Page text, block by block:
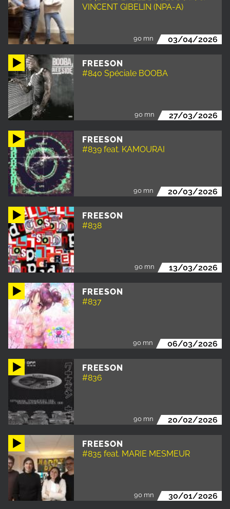
VINCENT GIBELIN (NPA-A)
90 mn 03/04/2026
FREESON
#840 Spéciale BOOBA
90 mn 27/03/2026
FREESON
#839 feat. KAMOURAI
90 mn 20/03/2026
FREESON
#838
90 mn 13/03/2026
FREESON
#837
90 mn 06/03/2026
FREESON
#836
90 mn 20/02/2026
FREESON
#835 feat. MARIE MESMEUR
90 mn 30/01/2026